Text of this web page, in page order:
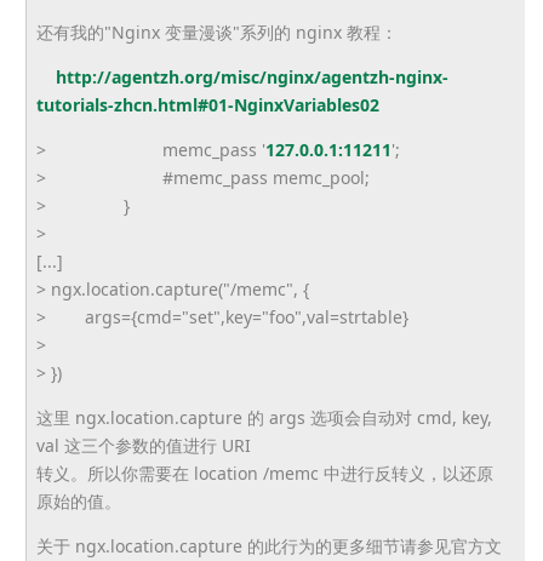
还有我的"Nginx 变量漫谈"系列的 nginx 教程：
http://agentzh.org/misc/nginx/agentzh-nginx-
tutorials-zhcn.html#01-NginxVariables02
> memc_pass '127.0.0.1:11211';
> #memc_pass memc_pool;
> }
>
[...]
> ngx.location.capture("/memc", {
> args={cmd="set",key="foo",val=strtable}
>
> })
这里 ngx.location.capture 的 args 选项会自动对 cmd, key,
val 这三个参数的值进行 URI
转义。所以你需要在 location /memc 中进行反转义，以还原
原始的值。
关于 ngx.location.capture 的此行为的更多细节请参见官方文